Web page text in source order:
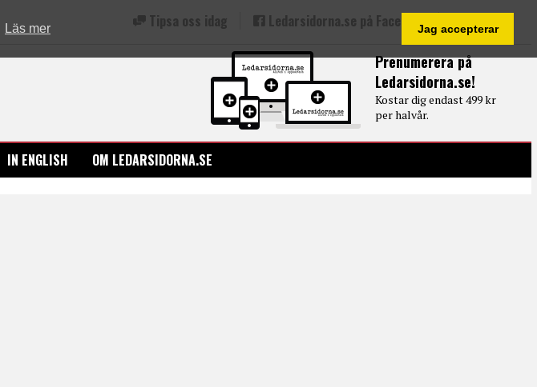
Läs mer Jag accepterar
Prenumerera på
Ledarsidorna.se!
Kostar dig endast 499 kr
per halvår.
Tipsa oss idag Ledarsidorna.se på Facebook
IN ENGLISH OM LEDARSIDORNA.SE